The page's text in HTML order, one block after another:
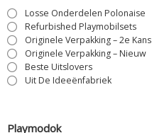
Losse Onderdelen Polonaise
Refurbished Playmobilsets
Originele Verpakking – 2e Kans
Originele Verpakking – Nieuw
Beste Uitslovers
Uit De Ideeënfabriek
Playmodok